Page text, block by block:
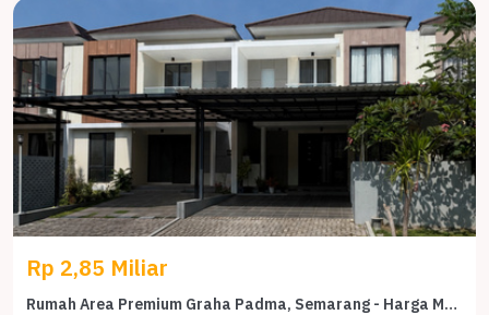
Rp 2,85 Miliar
Rumah Area Premium Graha Padma, Semarang - Harga Menarik 2,85 Miliar